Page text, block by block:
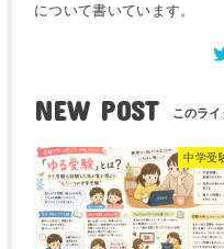
について書いています。
NEW POST
中学受